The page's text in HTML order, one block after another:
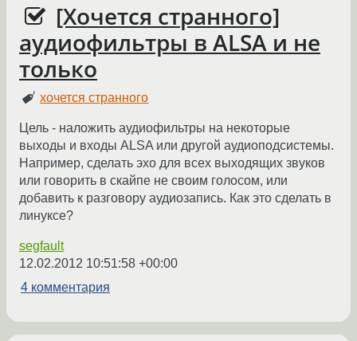
[Хочется странного]
аудиофильтры в ALSA и не
только
хочется странного
Цель - наложить аудиофильтры на некоторые
выходы и входы ALSA или другой аудиоподсистемы.
Например, сделать эхо для всех выходящих звуков
или говорить в скайпе не своим голосом, или
добавить к разговору аудиозапись. Как это сделать в
линуксе?
segfault
12.02.2012 10:51:58 +00:00
4 комментария